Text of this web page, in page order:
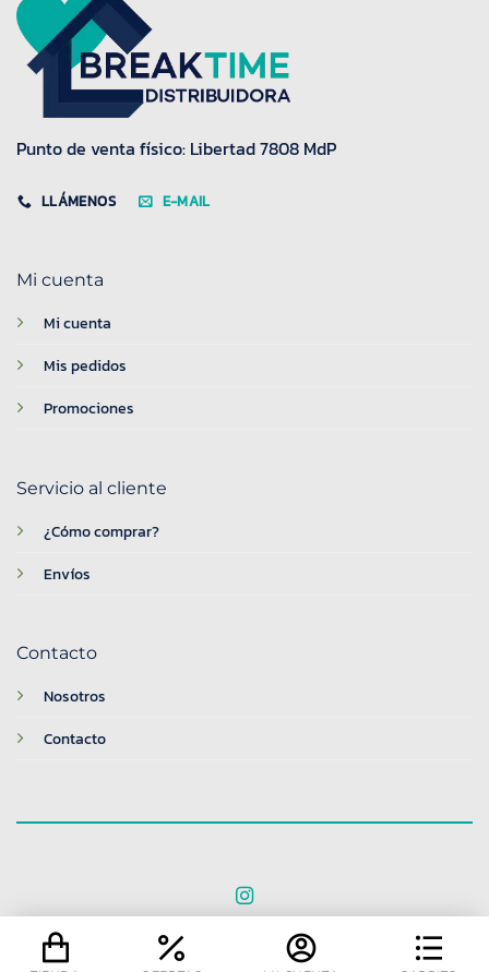
Punto de venta físico: Libertad 7808 MdP
LLÁMENOS E-MAIL
Mi cuenta
Mi cuenta
Mis pedidos
Promociones
Servicio al cliente
¿Cómo comprar?
Envíos
Contacto
Nosotros
Contacto
© 2026 BreakTime